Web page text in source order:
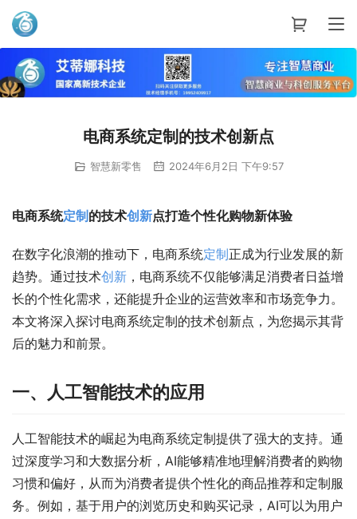
艾蒂娜科技
电商系统定制的技术创新点
智慧新零售 2024年6月2日 下午9:57
电商系统定制 的技术创新点打造个性化购物新体验
在数字化浪潮的推动下，电商系统定制正成为行业发展的新
趋势。通过技术创新 ，电商系统不仅能够满足消费者日益增
长的个性化需求，还能提升企业的运营效率和市场竞争力。
本文将深入探讨电商系统定制的技术创新点，为您揭示其背
后的魅力和前景。
一、人工智能技术的应用
人工智能技术的崛起为电商系统定制提供了强大的支持。通
过深度学习和大数据分析，AI能够精准地理解消费者的购物
习惯和偏好，从而为消费者提供个性化的商品推荐和定制服
务。例如，基于用户的浏览历史和购买记录，AI可以为用户